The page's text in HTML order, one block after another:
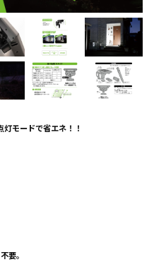
モードで省エネ！！
要。